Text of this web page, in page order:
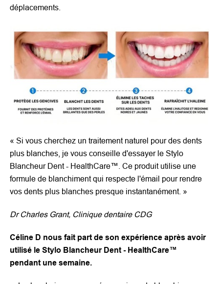
déplacements.
« Si vous cherchez un traitement naturel pour des dents
plus blanches, je vous conseille d'essayer le Stylo
Blancheur Dent - HealthCare™. Ce produit utilise une
formule de blanchiment qui respecte l'émail pour rendre
vos dents plus blanches presque instantanément. »
Dr Charles Grant, Clinique dentaire CDG
Céline D nous fait part de son expérience après avoir
utilisé le Stylo Blancheur Dent - HealthCare™
pendant une semaine.